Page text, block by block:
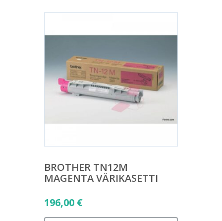
BROTHER TN12M
MAGENTA VÄRIKASETTI
196,00 €